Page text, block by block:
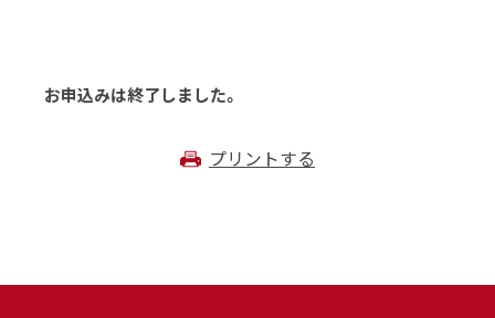
お申込みは終了しました。
プリントする